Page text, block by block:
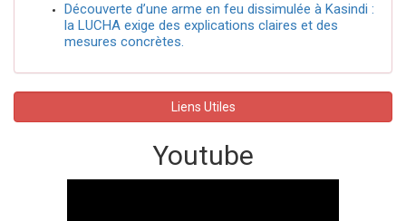
Découverte d’une arme en feu dissimulée à Kasindi :
la LUCHA exige des explications claires et des
mesures concrètes.
Liens Utiles
Youtube